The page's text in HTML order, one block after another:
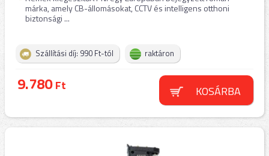
márka, amely CB-állomásokat, CCTV és intelligens otthoni
biztonsági ...
Szállítási díj: 990 Ft-tól raktáron
9.780Ft KOSÁRBA